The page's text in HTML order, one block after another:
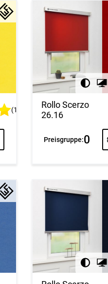
(1)
Rollo Scerzo
26.16
Preisgruppe:0